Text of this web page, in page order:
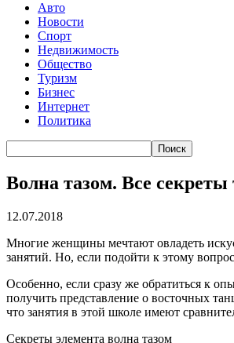
Авто
Новости
Спорт
Недвижимость
Общество
Туризм
Бизнес
Интернет
Политика
Волна тазом. Все
12.07.2018
Многие женщины мечтают овладеть
занятий. Но, если подойти к этому
Особенно, если сразу же обратиться к
получить представление о восточных
что занятия в этой школе имеют
Секреты элемента волна тазом